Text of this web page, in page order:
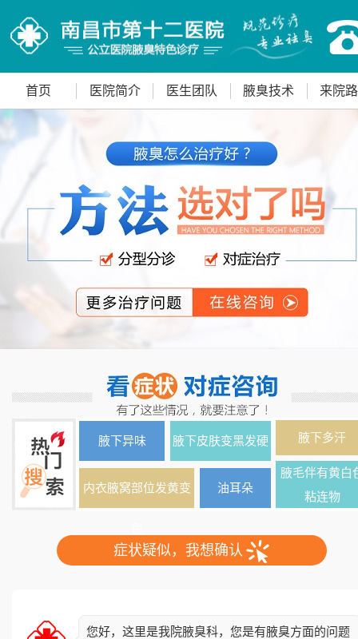
首页 医院简介 医生团队 腋臭技术 来院
腋下异味 腋下皮肤变黑发硬 腋下多汗
内衣腋窝部位发黄变 油耳朵
腋毛伴有黄白
粘连物
症状疑似，我想确认
您好，这里是我院腋臭科，您是有腋臭方面的问题